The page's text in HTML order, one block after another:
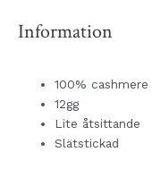
Information
100% cashmere
12gg
Lite åtsittande
Slätstickad